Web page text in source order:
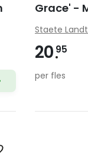
Grace' -
Staete
20 95
per fles
op verlanglijst